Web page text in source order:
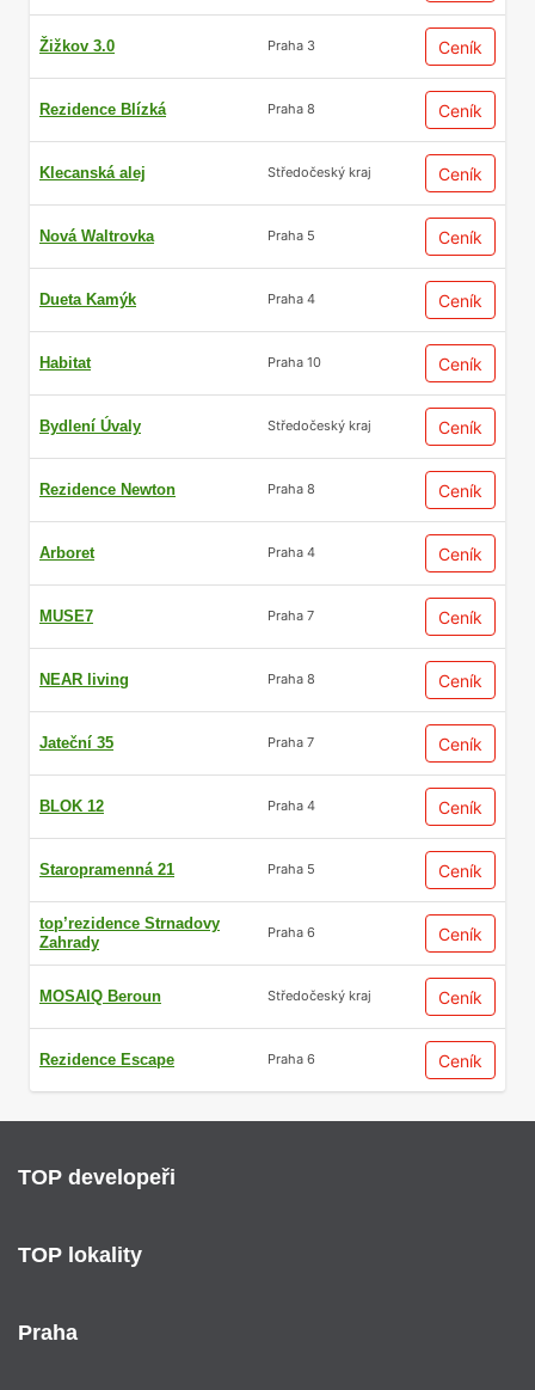
Žižkov 3.0 Praha 3 Ceník
Rezidence Blízká Praha 8 Ceník
Klecanská alej Středočeský kraj Ceník
Nová Waltrovka Praha 5 Ceník
Dueta Kamýk Praha 4 Ceník
Habitat Praha 10 Ceník
Bydlení Úvaly Středočeský kraj Ceník
Rezidence Newton Praha 8 Ceník
Arboret Praha 4 Ceník
MUSE7 Praha 7 Ceník
NEAR living Praha 8 Ceník
Jateční 35 Praha 7 Ceník
BLOK 12 Praha 4 Ceník
Staropramenná 21 Praha 5 Ceník
top’rezidence Strnadovy
Zahrady
Praha 6 Ceník
MOSAIQ Beroun Středočeský kraj Ceník
Rezidence Escape Praha 6 Ceník
TOP developeři
TOP lokality
Praha